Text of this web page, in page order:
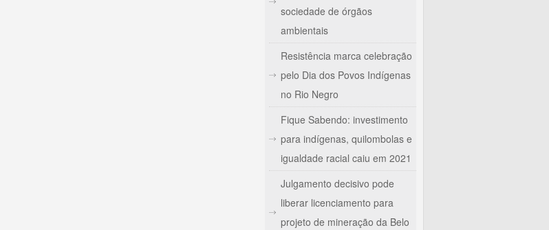
sociedade de órgãos
ambientais
Resistência marca celebração
pelo Dia dos Povos Indígenas
no Rio Negro
Fique Sabendo: investimento
para indígenas, quilombolas e
igualdade racial caiu em 2021
Julgamento decisivo pode
liberar licenciamento para
projeto de mineração da Belo